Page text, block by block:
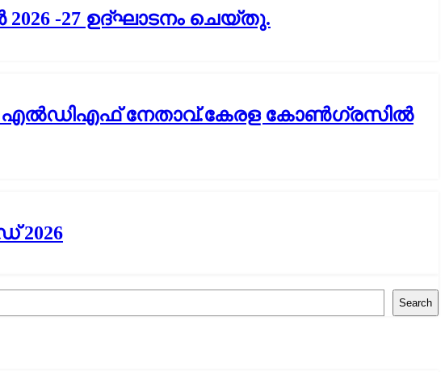
-27 ഉദ്ഘാടനം ചെയ്തു.
എൽഡിഎഫ് നേതാവ്.കേരള കോൺഗ്രസിൽ
2026
Search